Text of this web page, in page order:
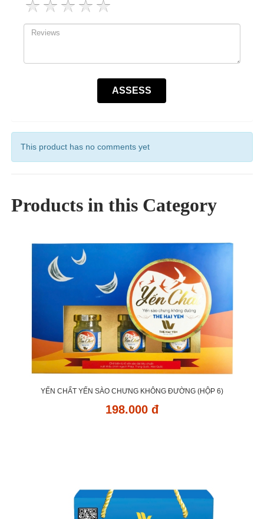
This product has no comments yet
Products in this Category
YẾN CHẤT YẾN SÀO CHƯNG KHÔNG ĐƯỜNG (HỘP 6)
198.000 đ